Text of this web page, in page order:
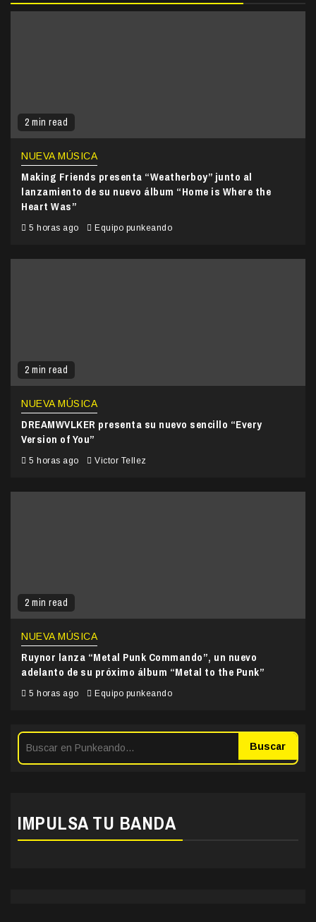
2 min read
NUEVA MÚSICA
Making Friends presenta “Weatherboy” junto al
lanzamiento de su nuevo álbum “Home is Where the
Heart Was”
5 horas ago Equipo punkeando
2 min read
NUEVA MÚSICA
DREAMWVLKER presenta su nuevo sencillo “Every
Version of You”
5 horas ago Victor Tellez
2 min read
NUEVA MÚSICA
Ruynor lanza “Metal Punk Commando”, un nuevo
adelanto de su próximo álbum “Metal to the Punk”
5 horas ago Equipo punkeando
Buscar
IMPULSA TU BANDA